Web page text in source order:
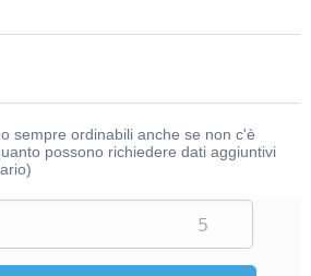
sempre ordinabili anche se non c'è
possono richiedere dati aggiuntivi